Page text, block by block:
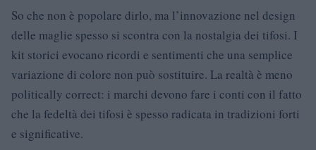
So che non è popolare dirlo, ma l’innovazione nel design
delle maglie spesso si scontra con la nostalgia dei tifosi. I
kit storici evocano ricordi e sentimenti che una semplice
variazione di colore non può sostituire. La realtà è meno
politically correct: i marchi devono fare i conti con il fatto
che la fedeltà dei tifosi è spesso radicata in tradizioni forti
e significative.